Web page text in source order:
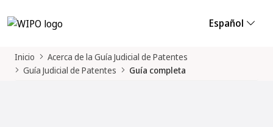
Español
Inicio
Acerca de la Guía Judicial de Patentes
Guía Judicial de Patentes
Guía completa